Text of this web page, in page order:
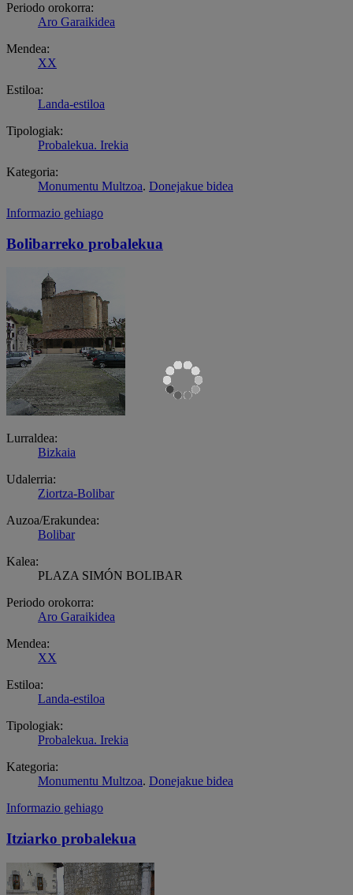
Periodo orokorra:
Aro Garaikidea
Mendea:
XX
Estiloa:
Landa-estiloa
Tipologiak:
Probalekua. Irekia
Kategoria:
Monumentu Multzoa. Donejakue bidea
Informazio gehiago
Bolibarreko probalekua
Lurraldea:
Bizkaia
Udalerria:
Ziortza-Bolibar
Auzoa/Erakundea:
Bolibar
Kalea:
PLAZA SIMÓN BOLIBAR
Periodo orokorra:
Aro Garaikidea
Mendea:
XX
Estiloa:
Landa-estiloa
Tipologiak:
Probalekua. Irekia
Kategoria:
Monumentu Multzoa. Donejakue bidea
Informazio gehiago
Itziarko probalekua